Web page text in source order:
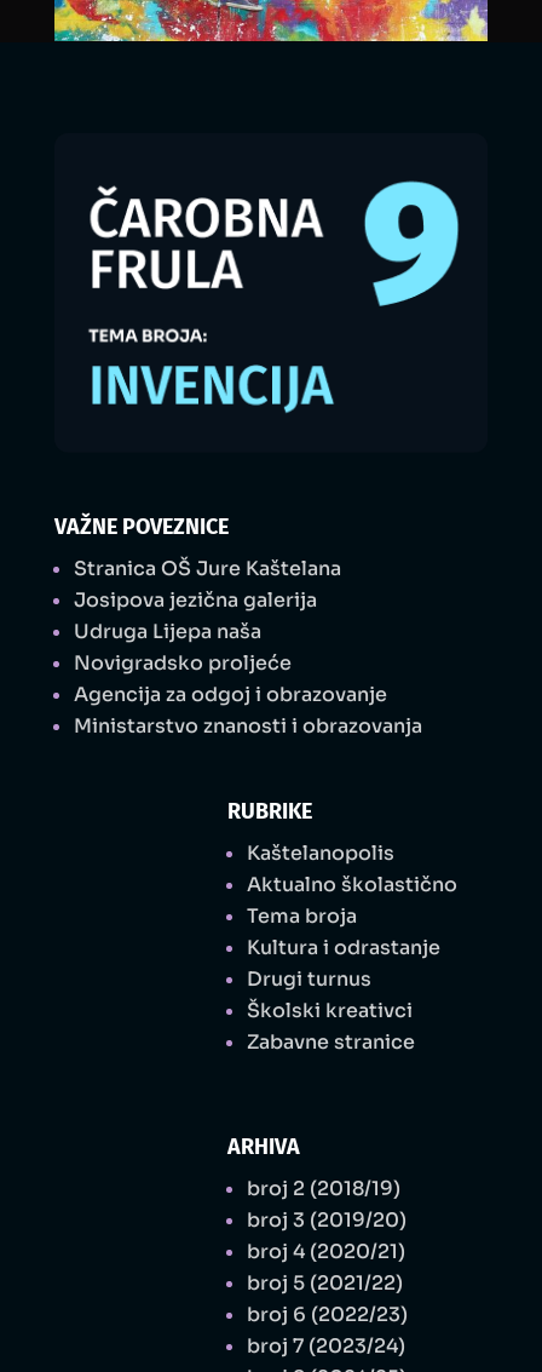
VAŽNE POVEZNICE
Stranica OŠ Jure Kaštelana
Josipova jezična galerija
Udruga Lijepa naša
Novigradsko proljeće
Agencija za odgoj i obrazovanje
Ministarstvo znanosti i obrazovanja
RUBRIKE
Kaštelanopolis
Aktualno školastično
Tema broja
Kultura i odrastanje
Drugi turnus
Školski kreativci
Zabavne stranice
ARHIVA
broj 2 (2018/19)
broj 3 (2019/20)
broj 4 (2020/21)
broj 5 (2021/22)
broj 6 (2022/23)
broj 7 (2023/24)